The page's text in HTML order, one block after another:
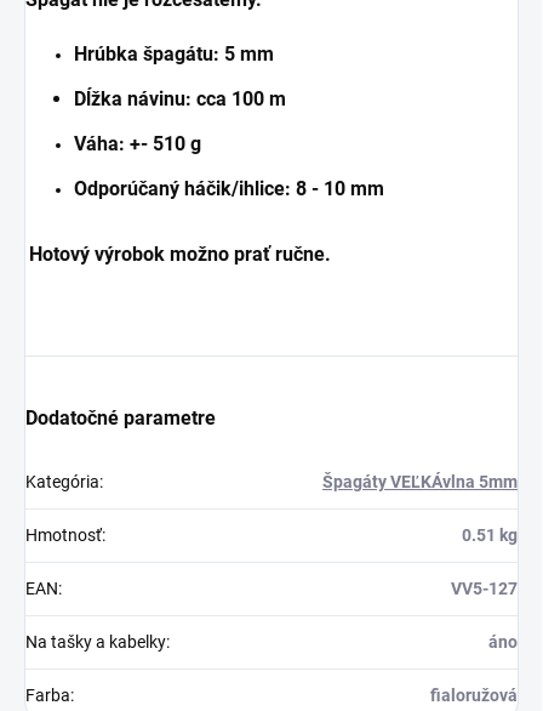
Hrúbka špagátu: 5 mm
Dĺžka návinu: cca 100 m
Váha: +- 510 g
Odporúčaný háčik/ihlice: 8 - 10 mm
Hotový výrobok možno prať ručne.
Dodatočné parametre
Kategória: Špagáty VEĽKÁvlna 5mm
Hmotnosť: 0.51 kg
EAN: VV5-127
Na tašky a kabelky: áno
Farba: fialoružová